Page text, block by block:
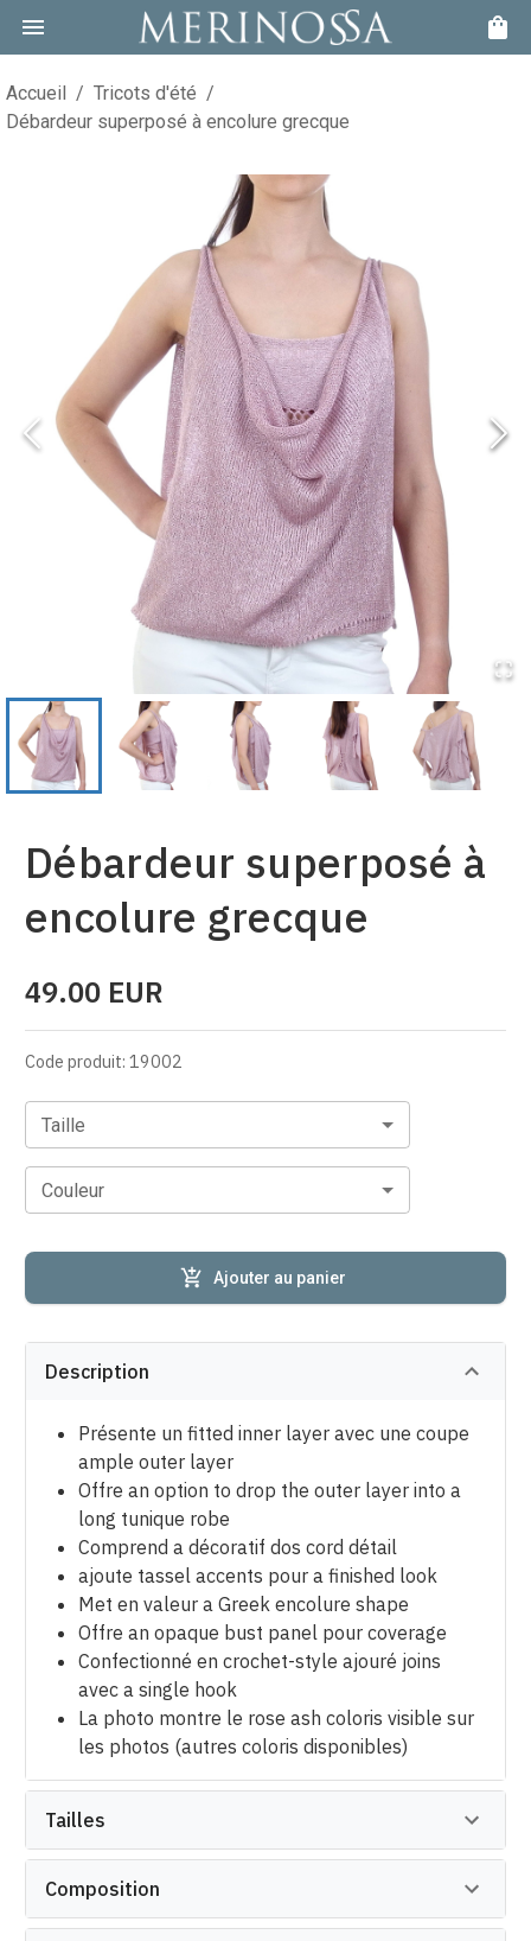
Accueil / Tricots d'été /
Débardeur superposé à encolure grecque
Débardeur superposé à
encolure grecque
49.00 EUR
Code produit: 19002
Taille
Couleur
Ajouter au panier
Description
Présente un fitted inner layer avec une coupe
ample outer layer
Offre an option to drop the outer layer into a
long tunique robe
Comprend a décoratif dos cord détail
ajoute tassel accents pour a finished look
Met en valeur a Greek encolure shape
Offre an opaque bust panel pour coverage
Confectionné en crochet-style ajouré joins
avec a single hook
La photo montre le rose ash coloris visible sur
les photos (autres coloris disponibles)
Tailles
Composition